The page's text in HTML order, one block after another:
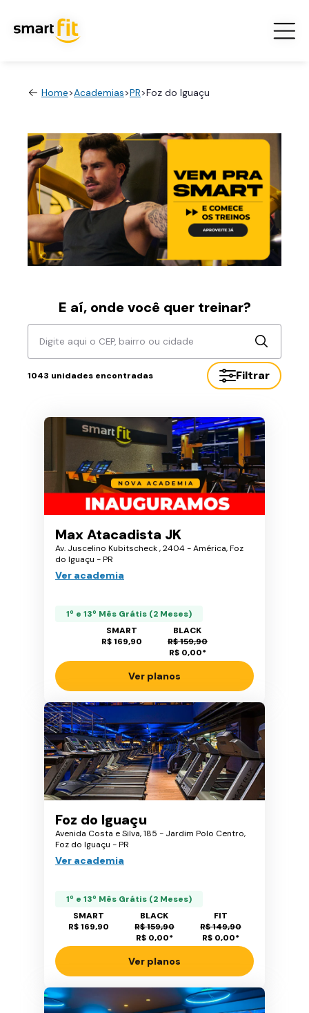
Home>Academias>PR>Foz do Iguaçu
E aí, onde você quer treinar?
Digite aqui o CEP, bairro ou cidade
1043 unidades encontradas Filtrar
Max Atacadista JK
Av. Juscelino Kubitscheck , 2404 - América, Foz
do Iguaçu - PR
Ver academia
1º e 13º Mês Grátis (2 Meses)
SMART
R$ 169,90
BLACK
R$ 159,90
R$ 0,00*
Ver planos
Foz do Iguaçu
Avenida Costa e Silva, 185 - Jardim Polo Centro,
Foz do Iguaçu - PR
Ver academia
1º e 13º Mês Grátis (2 Meses)
SMART
R$ 169,90
BLACK
R$ 159,90
R$ 0,00*
FIT
R$ 149,90
R$ 0,00*
Ver planos